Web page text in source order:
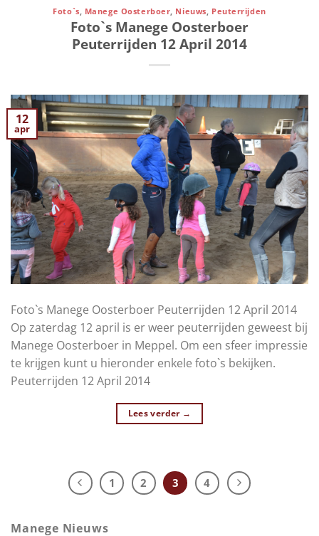
Foto`s Manege Oosterboer Nieuws Peuterrijden
Foto`s Manege Oosterboer
Peuterrijden 12 April 2014
12
apr
Foto`s Manege Oosterboer Peuterrijden 12 April 2014
Op zaterdag 12 april is er weer peuterrijden geweest bij
Manege Oosterboer in Meppel. Om een sfeer impressie
te krijgen kunt u hieronder enkele foto`s bekijken.
Peuterrijden 12 April 2014
Lees verder →
1 2 3 4
Manege Nieuws